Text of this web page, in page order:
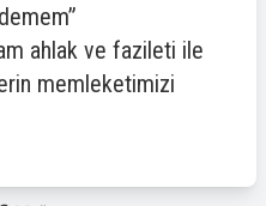
ahlak ve fazileti ile
memleketimizi